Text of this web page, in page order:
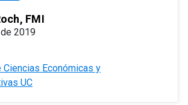
FMI
2019
Ciencias Económicas y
UC